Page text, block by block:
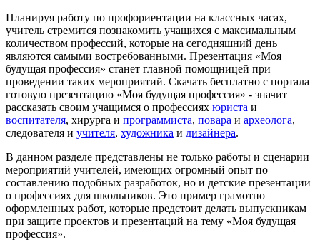
Планируя работу по профориентации на классных часах,
учитель стремится познакомить учащихся с максимальным
количеством профессий, которые на сегодняшний день
являются самыми востребованными. Презентация «Моя
будущая профессия» станет главной помощницей при
проведении таких мероприятий. Скачать бесплатно с портала
готовую презентацию «Моя будущая профессия» - значит
рассказать своим учащимся о профессиях юриста и
воспитателя, хирурга и программиста, повара и археолога,
следователя и учителя, художника и дизайнера.
В данном разделе представлены не только работы и сценарии
мероприятий учителей, имеющих огромный опыт по
составлению подобных разработок, но и детские презентации
о профессиях для школьников. Это пример грамотно
оформленных работ, которые предстоит делать выпускникам
при защите проектов и презентаций на тему «Моя будущая
профессия».